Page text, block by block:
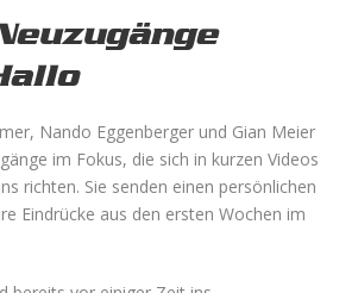
Nando Eggenberger und Gian Meier
im Fokus, die sich in kurzen Videos
richten. Sie senden einen persönlichen
Eindrücke aus den ersten Wochen im